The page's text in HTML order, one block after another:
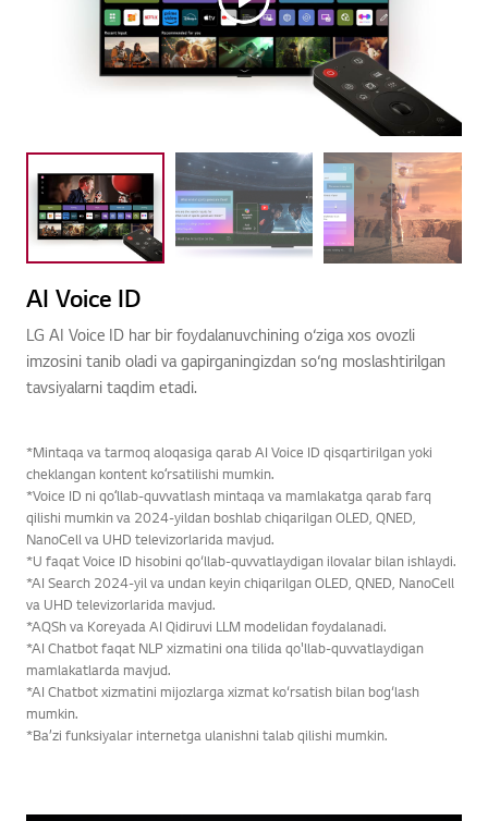
AI Voice ID
LG AI Voice ID har bir foydalanuvchining o‘ziga xos ovozli
imzosini tanib oladi va gapirganingizdan so‘ng moslashtirilgan
tavsiyalarni taqdim etadi.
*Mintaqa va tarmoq aloqasiga qarab AI Voice ID qisqartirilgan yoki
cheklangan kontent koʻrsatilishi mumkin.
*Voice ID ni qoʻllab-quvvatlash mintaqa va mamlakatga qarab farq
qilishi mumkin va 2024-yildan boshlab chiqarilgan OLED, QNED,
NanoCell va UHD televizorlarida mavjud.
*U faqat Voice ID hisobini qo‘llab-quvvatlaydigan ilovalar bilan ishlaydi.
*AI Search 2024-yil va undan keyin chiqarilgan OLED, QNED, NanoCell
va UHD televizorlarida mavjud.
*AQSh va Koreyada AI Qidiruvi LLM modelidan foydalanadi.
*AI Chatbot faqat NLP xizmatini ona tilida qo'llab-quvvatlaydigan
mamlakatlarda mavjud.
*AI Chatbot xizmatini mijozlarga xizmat ko‘rsatish bilan bog‘lash
mumkin.
*Ba’zi funksiyalar internetga ulanishni talab qilishi mumkin.